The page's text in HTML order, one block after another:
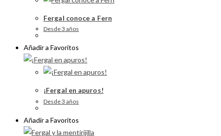
Fergal conoce a Fern
Desde 3 años
Añadir a Favoritos
¡Fergal en apuros!
Desde 3 años
Añadir a Favoritos